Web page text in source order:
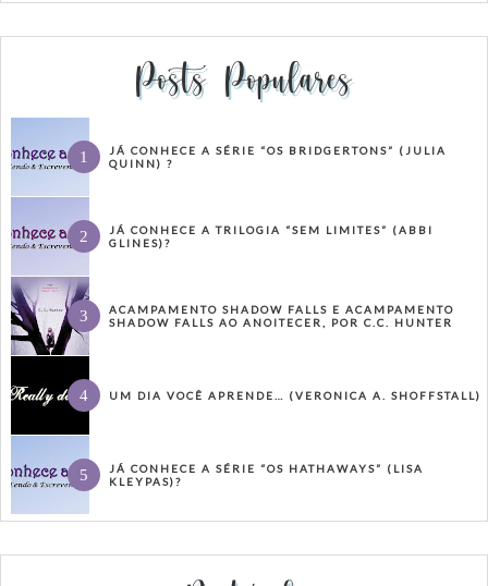
Posts Populares
JÁ CONHECE A SÉRIE “OS BRIDGERTONS” (JULIA
QUINN) ?
JÁ CONHECE A TRILOGIA “SEM LIMITES” (ABBI
GLINES)?
ACAMPAMENTO SHADOW FALLS E ACAMPAMENTO
SHADOW FALLS AO ANOITECER, POR C.C. HUNTER
UM DIA VOCÊ APRENDE… (VERONICA A. SHOFFSTALL)
JÁ CONHECE A SÉRIE “OS HATHAWAYS” (LISA
KLEYPAS)?